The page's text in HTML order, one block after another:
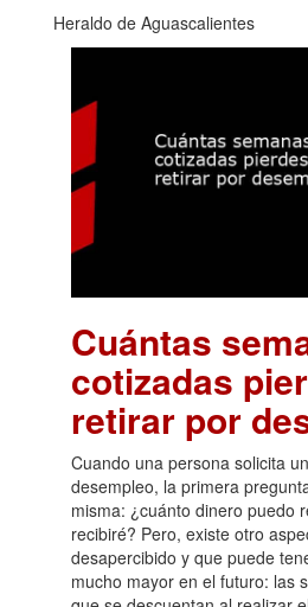
Heraldo de Aguascalientes
Cuántas
cotizadas
retirar por
Cuando una persona solicita
desempleo, la primera
misma: ¿cuánto dinero puedo
recibiré? Pero, existe otro
desapercibido y que puede
mucho mayor en el futuro: las